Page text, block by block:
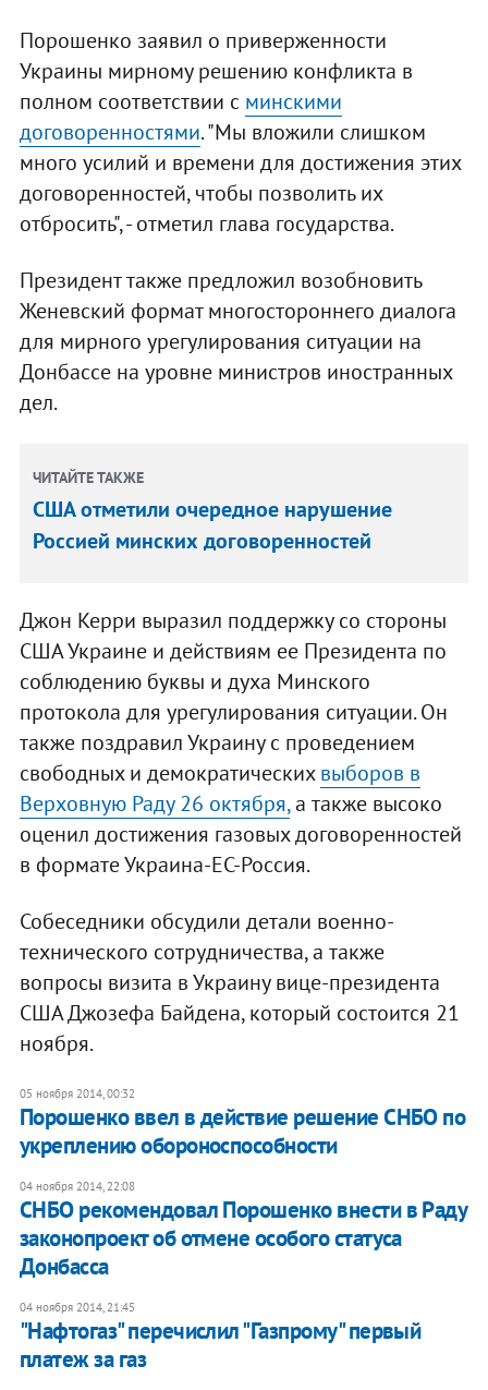
Порошенко заявил о приверженности
Украины мирному решению конфликта в
полном соответствии с минскими
договоренностями. "Мы вложили слишком
много усилий и времени для достижения этих
договоренностей, чтобы позволить их
отбросить", - отметил глава государства.
Президент также предложил возобновить
Женевский формат многостороннего диалога
для мирного урегулирования ситуации на
Донбассе на уровне министров иностранных
дел.
ЧИТАЙТЕ ТАКЖЕ
США отметили очередное нарушение
Россией минских договоренностей
Джон Керри выразил поддержку со стороны
США Украине и действиям ее Президента по
соблюдению буквы и духа Минского
протокола для урегулирования ситуации. Он
также поздравил Украину с проведением
свободных и демократическихвыборов в
Верховную Раду 26 октября,а также высоко
оценил достижения газовых договоренностей
в формате Украина-ЕС-Россия.
Собеседники обсудили детали военно-
технического сотрудничества, а также
вопросы визита в Украину вице-президента
США Джозефа Байдена, который состоится 21
ноября.
05 ноября 2014, 00:32
Порошенко ввел в действие решение СНБО по
укреплению обороноспособности
04 ноября 2014, 22:08
СНБО рекомендовал Порошенко внести в Раду
законопроект об отмене особого статуса
Донбасса
04 ноября 2014, 21:45
"Нафтогаз" перечислил "Газпрому" первый
платеж за газ